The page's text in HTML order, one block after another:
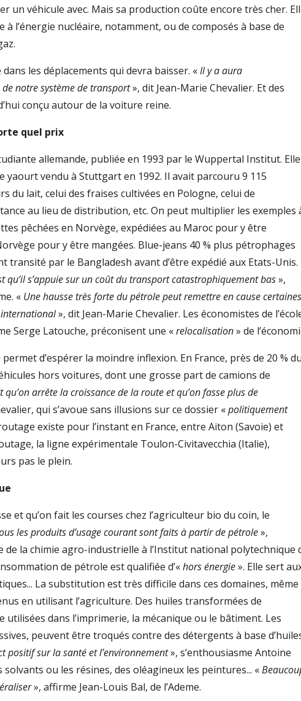
un véhicule avec. Mais sa production coûte encore très cher.
à l’énergie nucléaire, notamment, ou de composés à base de
les déplacements qui devra baisser. «Il y a aura
notre système de transport», dit Jean-Marie Chevalier. Et des
conçu autour de la voiture reine.
quel prix
allemande, publiée en 1993 par le Wuppertal Institut. Elle
yaourt vendu à Stuttgart en 1992. Il avait parcouru 9 115
du lait, celui des fraises cultivées en Pologne, celui de
au lieu de distribution, etc. On peut multiplier les exemples
pêchées en Norvège, expédiées au Maroc pour y être
pour y être mangées. Blue-jeans 40 % plus pétrophages
transité par le Bangladesh avant d’être expédié aux Etats-Unis.
qu’il s’appuie sur un coût du transport catastrophiquement bas»,
« Une hausse très forte du pétrole peut remettre en cause certaines
», dit Jean-Marie Chevalier. Les économistes de
Serge Latouche, préconisent une «relocalisation» de
d’espérer la moindre inflexion. En France, près de 20 %
hors voitures, dont une grosse part de camions de
qu’on arrête la croissance de la route et qu’on fasse plus de
qui s’avoue sans illusions sur ce dossier «politiquement
existe pour l’instant en France, entre Aiton (Savoie) et
la ligne expérimentale Toulon-Civitavecchia (Italie),
pas le plein.
et qu’on fait les courses chez l’agriculteur bio du coin, le
les produits d’usage courant sont faits à partir de pétrole»,
de la chimie agro-industrielle à l’Institut national polytechnique
de pétrole est qualifiée d’«hors énergie». Elle sert
La substitution est très difficile dans ces domaines, même
en utilisant l’agriculture. Des huiles transformées de
dans l’imprimerie, la mécanique ou le bâtiment. Les
peuvent être troqués contre des détergents à base
positif sur la santé et l’environnement», s’enthousiasme Antoine
solvants ou les résines, des oléagineux les peintures... «
», affirme Jean-Louis Bal, de l’Ademe.